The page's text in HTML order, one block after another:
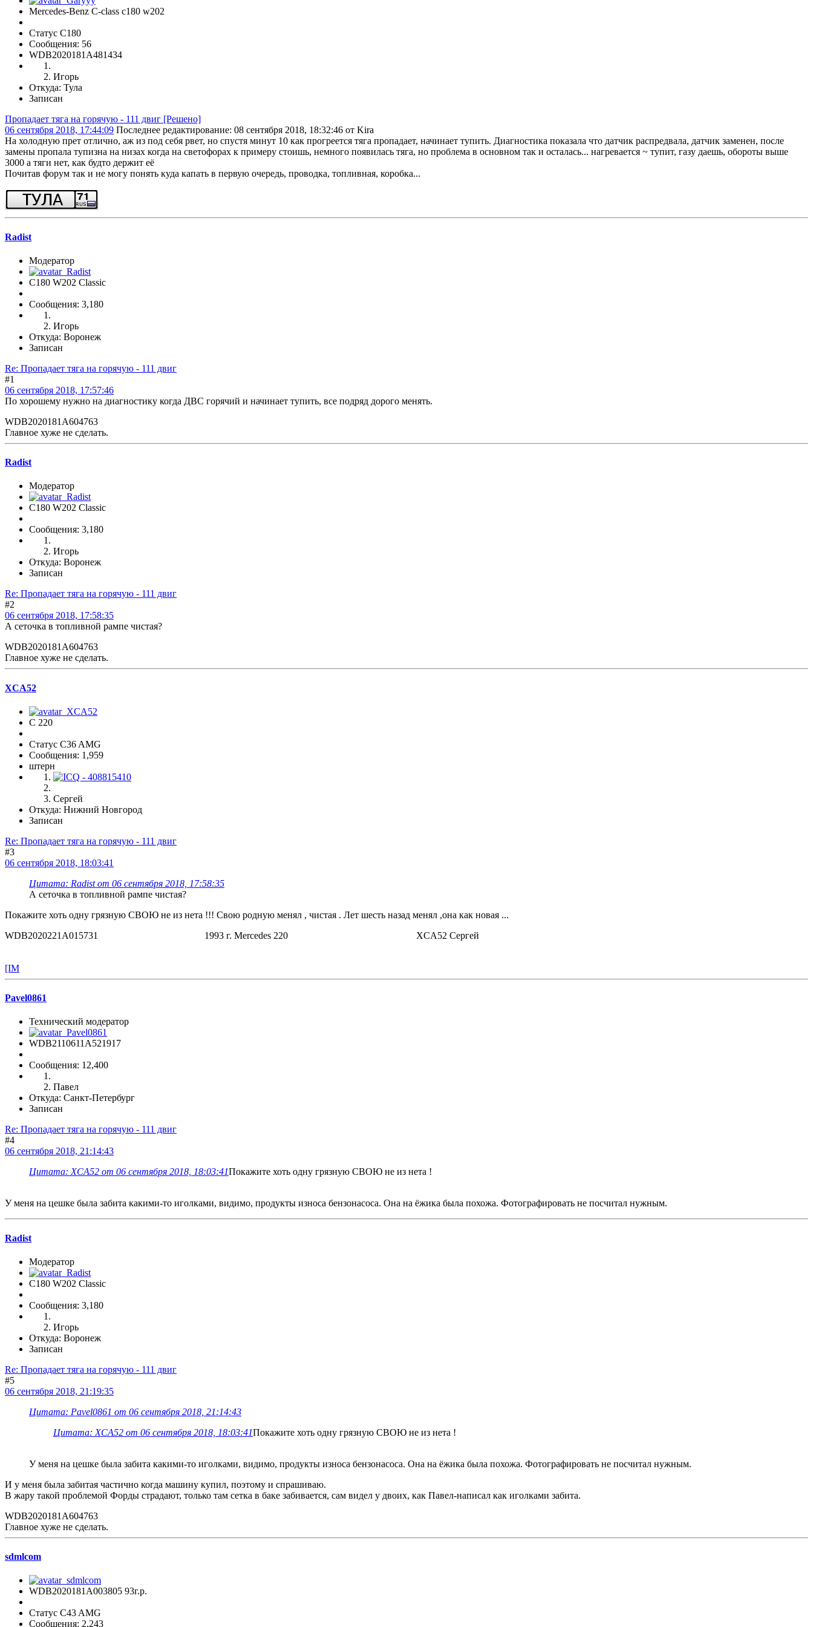
Mercedes-Benz C-class c180 w202
Статус C180
Сообщения: 56
WDB2020181A481434
Игорь
Откуда: Тула
Записан
Пропадает тяга на горячую - 111 двиг [Решено]
06 сентября 2018, 17:44:09 Последнее редактирование: 08 сентября 2018, 18:32:46 от Kira
На холодную прет отлично, аж из под себя рвет, но спустя минут 10 как прогреется тяга пропадает, начинает тупить. Диагностика показала что датчик распредвала, датчик заменен, после
замены пропала тупизна на низах когда на светофорах к примеру стоишь, немного появилась тяга, но проблема в основном так и осталась... нагревается ~ тупит, газу даешь, обороты выше
3000 а тяги нет, как будто держит её
Почитав форум так и не могу понять куда капать в первую очередь, проводка, топливная, коробка...
Radist
Модератор
C180 W202 Classic
Сообщения: 3,180
Игорь
Откуда: Воронеж
Записан
Re: Пропадает тяга на горячую - 111 двиг
#1
06 сентября 2018, 17:57:46
По хорошему нужно на диагностику когда ДВС горячий и начинает тупить, все подряд дорого менять.
WDB2020181A604763
Главное хуже не сделать.
Radist
Модератор
C180 W202 Classic
Сообщения: 3,180
Игорь
Откуда: Воронеж
Записан
Re: Пропадает тяга на горячую - 111 двиг
#2
06 сентября 2018, 17:58:35
А сеточка в топливной рампе чистая?
WDB2020181A604763
Главное хуже не сделать.
XCA52
C 220
Статус C36 AMG
Сообщения: 1,959
штерн
Сергей
Откуда: Нижний Новгород
Записан
Re: Пропадает тяга на горячую - 111 двиг
#3
06 сентября 2018, 18:03:41
Цитата: Radist от 06 сентября 2018, 17:58:35
А сеточка в топливной рампе чистая?
Покажите хоть одну грязную СВОЮ не из нета !!! Свою родную менял , чистая . Лет шесть назад менял ,она как новая ...
WDB2020221A015731 1993 г. Mercedes 220 XCA52 Сергей
[IM
Pavel0861
Технический модератор
WDB2110611A521917
Сообщения: 12,400
Павел
Откуда: Санкт-Петербург
Записан
Re: Пропадает тяга на горячую - 111 двиг
#4
06 сентября 2018, 21:14:43
Цитата: XCA52 от 06 сентября 2018, 18:03:41Покажите хоть одну грязную СВОЮ не из нета !
У меня на цешке была забита какими-то иголками, видимо, продукты износа бензонасоса. Она на ёжика была похожа. Фотографировать не посчитал нужным.
Radist
Модератор
C180 W202 Classic
Сообщения: 3,180
Игорь
Откуда: Воронеж
Записан
Re: Пропадает тяга на горячую - 111 двиг
#5
06 сентября 2018, 21:19:35
Цитата: Pavel0861 от 06 сентября 2018, 21:14:43
Цитата: XCA52 от 06 сентября 2018, 18:03:41Покажите хоть одну грязную СВОЮ не из нета !
У меня на цешке была забита какими-то иголками, видимо, продукты износа бензонасоса. Она на ёжика была похожа. Фотографировать не посчитал нужным.
И у меня была забитая частично когда машину купил, поэтому и спрашиваю.
В жару такой проблемой Форды страдают, только там сетка в баке забивается, сам видел у двоих, как Павел-написал как иголками забита.
WDB2020181A604763
Главное хуже не сделать.
sdmlcom
WDB2020181A003805 93г.р.
Статус C43 AMG
Сообщения: 2,243